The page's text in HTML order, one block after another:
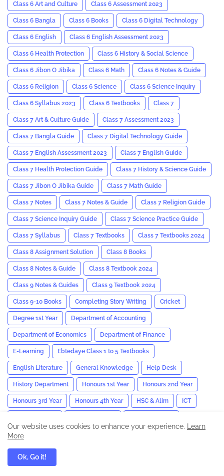
Class 6 Art and Culture Class 6 Assessment 2023
Class 6 Bangla Class 6 Books Class 6 Digital Technology
Class 6 English Class 6 English Assessment 2023
Class 6 Health Protection Class 6 History & Social Science
Class 6 Jibon O Jibika Class 6 Math Class 6 Notes & Guide
Class 6 Religion Class 6 Science Class 6 Science Inquiry
Class 6 Syllabus 2023 Class 6 Textbooks Class 7
Class 7 Art & Culture Guide Class 7 Assessment 2023
Class 7 Bangla Guide Class 7 Digital Technology Guide
Class 7 English Assessment 2023 Class 7 English Guide
Class 7 Health Protection Guide Class 7 History & Science Guide
Class 7 Jibon O Jibika Guide Class 7 Math Guide
Class 7 Notes Class 7 Notes & Guide Class 7 Religion Guide
Class 7 Science Inquiry Guide Class 7 Science Practice Guide
Class 7 Syllabus Class 7 Textbooks Class 7 Textbooks 2024
Class 8 Assignment Solution Class 8 Books
Class 8 Notes & Guide Class 8 Textbook 2024
Class 9 Notes & Guides Class 9 Textbook 2024
Class 9-10 Books Completing Story Writing Cricket
Degree 1st Year Department of Accounting
Department of Economics Department of Finance
E-Learning Ebtedaye Class 1 to 5 Textbooks
English Literature General Knowledge Help Desk
History Department Honours 1st Year Honours 2nd Year
Honours 3rd Year Honours 4th Year HSC & Alim ICT
JSC & JDC
M.A English
Medical & Treatment
Our website uses cookies to enhance your experience.
Learn
More
Ok, Go it!